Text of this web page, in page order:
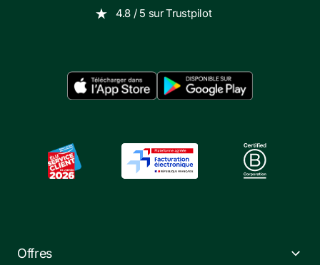
4.8 / 5 surTrustpilot
Offres